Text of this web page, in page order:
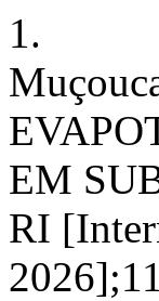
1.
EM
RI